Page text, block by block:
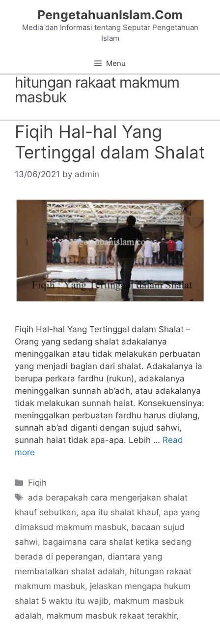
content
PengetahuanIslam.Com
Media dan Informasi tentang Seputar Pengetahuan
Islam
Menu
hitungan rakaat makmum
masbuk
Fiqih Hal-hal Yang
Tertinggal dalam Shalat
13/06/2021 by admin
Fiqih Hal-hal Yang Tertinggal dalam Shalat –
Orang yang sedang shalat adakalanya
meninggalkan atau tidak melakukan perbuatan
yang menjadi bagian dari shalat. Adakalanya ia
berupa perkara fardhu (rukun), adakalanya
meninggalkan sunnah ab’adh, atau adakalanya
tidak melakukan sunnah haiat. Konsekuensinya:
meninggalkan perbuatan fardhu harus diulang,
sunnah ab’ad diganti dengan sujud sahwi,
sunnah haiat tidak apa-apa. Lebih … Read
more
Categories
Fiqih
Tags
ada berapakah cara mengerjakan shalat
khauf sebutkan, apa itu shalat khauf, apa yang
dimaksud makmum masbuk, bacaan sujud
sahwi, bagaimana cara shalat ketika sedang
berada di peperangan, diantara yang
membatalkan shalat adalah, hitungan rakaat
makmum masbuk, jelaskan mengapa hukum
shalat 5 waktu itu wajib, makmum masbuk
adalah, makmum masbuk rakaat terakhir,